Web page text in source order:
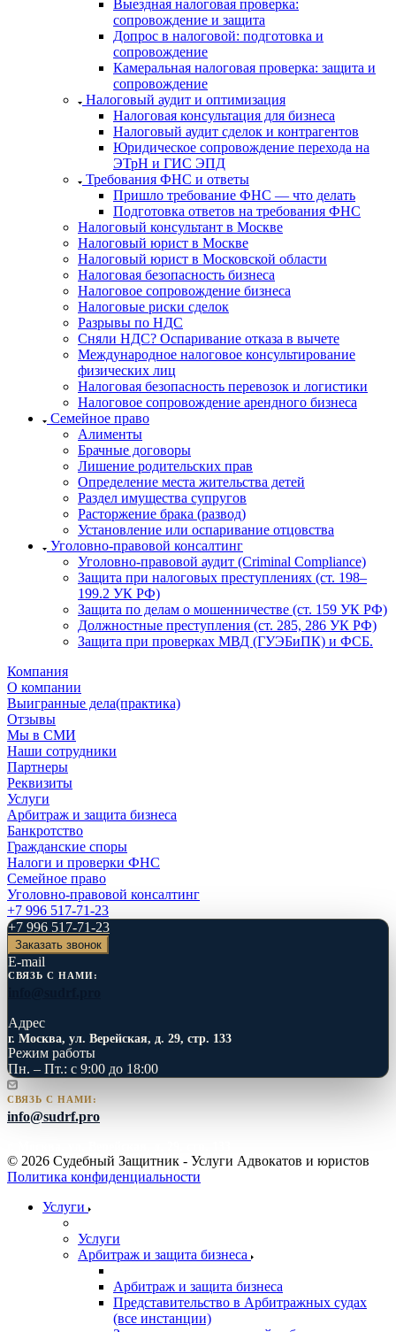
Выездная налоговая проверка:
сопровождение и защита
Допрос в налоговой: подготовка и
сопровождение
Камеральная налоговая проверка: защита и
сопровождение
Налоговый аудит и оптимизация
Налоговая консультация для бизнеса
Налоговый аудит сделок и контрагентов
Юридическое сопровождение перехода на
ЭТрН и ГИС ЭПД
Требования ФНС и ответы
Пришло требование ФНС — что делать
Подготовка ответов на требования ФНС
Налоговый консультант в Москве
Налоговый юрист в Москве
Налоговый юрист в Московской области
Налоговая безопасность бизнеса
Налоговое сопровождение бизнеса
Налоговые риски сделок
Разрывы по НДС
Сняли НДС? Оспаривание отказа в вычете
Международное налоговое консультирование
физических лиц
Налоговая безопасность перевозок и логистики
Налоговое сопровождение арендного бизнеса
Семейное право
Алименты
Брачные договоры
Лишение родительских прав
Определение места жительства детей
Раздел имущества супругов
Расторжение брака (развод)
Установление или оспаривание отцовства
Уголовно-правовой консалтинг
Уголовно-правовой аудит (Criminal Compliance)
Защита при налоговых преступлениях (ст. 198–
199.2 УК РФ)
Защита по делам о мошенничестве (ст. 159 УК РФ)
Должностные преступления (ст. 285, 286 УК РФ)
Защита при проверках МВД (ГУЭБиПК) и ФСБ.
Компания
О компании
Выигранные дела(практика)
Отзывы
Мы в СМИ
Наши сотрудники
Партнеры
Реквизиты
Услуги
Арбитраж и защита бизнеса
Банкротство
Гражданские споры
Налоги и проверки ФНС
Семейное право
Уголовно-правовой консалтинг
+7 996 517-71-23
+7 996 517-71-23
Заказать звонок
E-mail
СВЯЗЬ С НАМИ:
Адрес
г. Москва, ул. Верейская, д. 29, стр. 133
Режим работы
Пн. – Пт.: с 9:00 до 18:00
СВЯЗЬ С НАМИ:
info@sudrf.pro
© 2026 Судебный Защитник - Услуги Адвокатов и юристов
Политика конфиденциальности
Услуги
Услуги
Арбитраж и защита бизнеса
Арбитраж и защита бизнеса
Представительство в Арбитражных судах
(все инстанции)